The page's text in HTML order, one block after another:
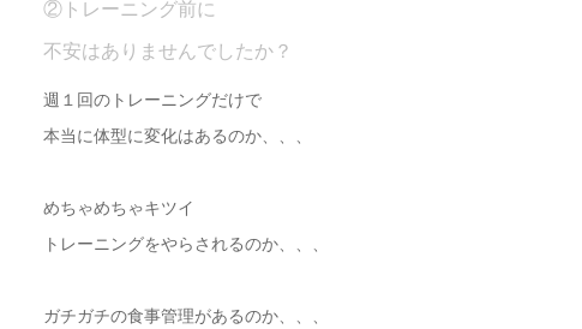
②トレーニング前に
不安はありませんでしたか？
週１回のトレーニングだけで
本当に体型に変化はあるのか、、、
めちゃめちゃキツイ
トレーニングをやらされるのか、、、
ガチガチの食事管理があるのか、、、